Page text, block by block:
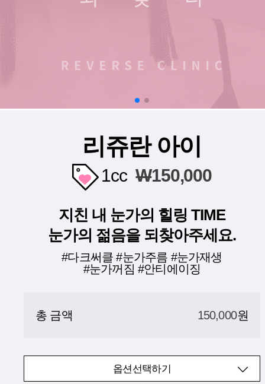
리쥬란 아이
1cc W150,000
지친 내 눈가의 힐링 TIME
눈가의 젊음을 되찾아주세요.
#다크써클 #눈가주름 #눈가재생
#눈가꺼짐 #안티에이징
총 금액 150,000원
옵션선택하기